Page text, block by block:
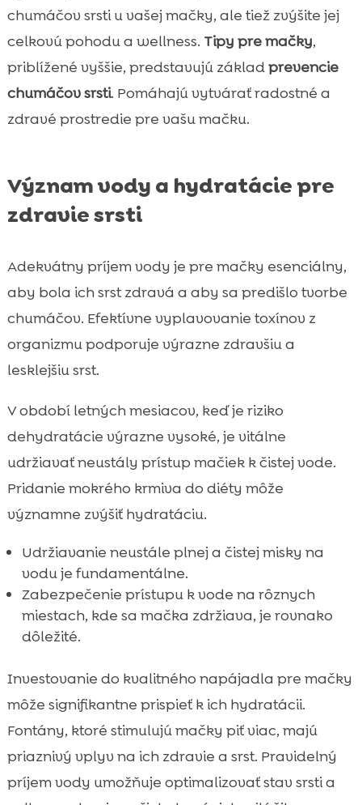
chumáčov srsti u vašej mačky, ale tiež zvýšite jej
celkovú pohodu a wellness. Tipy pre mačky,
priblížené vyššie, predstavujú základprevencie
chumáčov srsti. Pomáhajú vytvárať radostné a
zdravé prostredie pre vašu mačku.
Význam vody a hydratácie pre
zdravie srsti
Adekvátny príjem vody je pre mačky esenciálny,
aby bola ich srst zdravá a aby sa predišlo tvorbe
chumáčov. Efektívne vyplavovanie toxínov z
organizmu podporuje výrazne zdravšiu a
lesklejšiu srst.
V období letných mesiacov, keď je riziko
dehydratácie výrazne vysoké, je vitálne
udržiavať neustály prístup mačiek k čistej vode.
Pridanie mokrého krmiva do diéty môže
významne zvýšiť hydratáciu.
Udržiavanie neustále plnej a čistej misky na
vodu je fundamentálne.
Zabezpečenie prístupu k vode na rôznych
miestach, kde sa mačka zdržiava, je rovnako
dôležité.
Investovanie do kvalitného napájadla pre mačky
môže signifikantne prispieť k ich hydratácii.
Fontány, ktoré stimulujú mačky piť viac, majú
priaznivý vplyv na ich zdravie a srst. Pravidelný
príjem vody umožňuje optimalizovať stav srsti a